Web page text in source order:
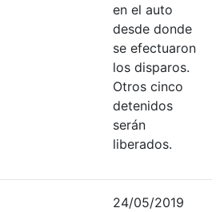
en el auto
desde donde
se efectuaron
los disparos.
Otros cinco
detenidos
serán
liberados.
24/05/2019